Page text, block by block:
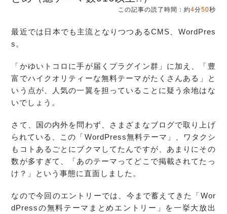
この記事の読了時間：約4分50秒
最近では日本でも主流となりつつあるCMS、 WordPres
s 。
「かゆいトコロに手が届くプラグイン群」に加え、「豊
富でハイクオリティーな無料テーマ がたくさんある」と
いう点が、人気の一翼を担っていることに疑う余地はな
いでしょう。
さて、国の内外を問わず、さまざまなブログで取り上げ
られている、この「WordPress無料テーマ 」、ワタクシ
もコトあるごとにブクマしてたんですが、あまりにその
数が多すぎて、「あのテーマ ってどこで掲載されてたっ
け？」という事態に直面しました。
なので今回のエントリーでは、今まで蓄えてきた「Wor
dPressの無料テーマ まとめエントリー」を一挙大放出